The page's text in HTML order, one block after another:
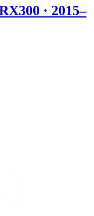
· 2015–